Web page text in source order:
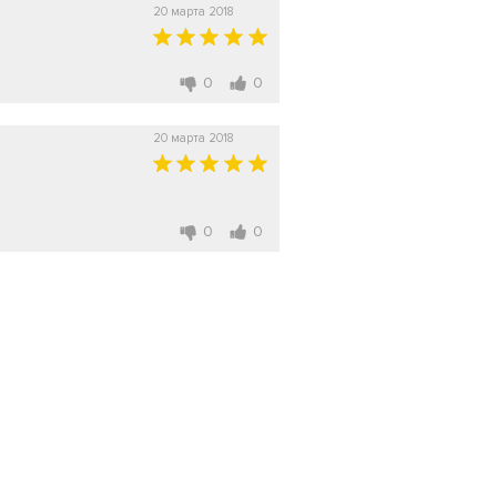
20 марта 2018
0 0
20 марта 2018
0 0